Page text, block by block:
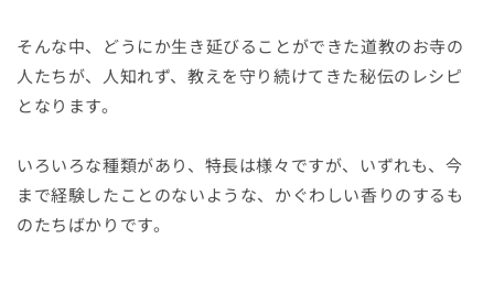
そんな中、どうにか生き延びることができた道教のお寺の
人たちが、人知れず、教えを守り続けてきた秘伝のレシピ
となります。
いろいろな種類があり、特長は様々ですが、いずれも、今
まで経験したことのないような、かぐわしい香りのするも
のたちばかりです。